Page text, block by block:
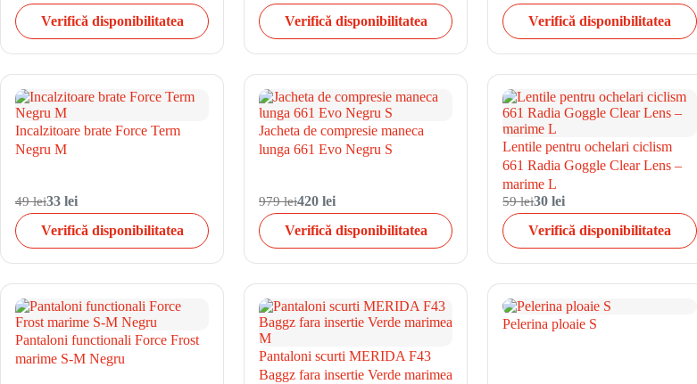
Verifică disponibilitatea
Verifică disponibilitatea
Verifică disponibilitatea
Incalzitoare brate Force Term
Negru M
49 lei33 lei
Verifică disponibilitatea
Jacheta de compresie maneca
lunga 661 Evo Negru S
979 lei420 lei
Verifică disponibilitatea
Lentile pentru ochelari ciclism
661 Radia Goggle Clear Lens –
marime L
59 lei30 lei
Verifică disponibilitatea
Pantaloni functionali Force Frost
marime S-M Negru
Pantaloni scurti MERIDA F43
Baggz fara insertie Verde marimea
Pelerina ploaie S